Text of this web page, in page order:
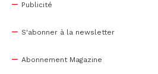
Publicité
S'abonner à la newsletter
Abonnement Magazine